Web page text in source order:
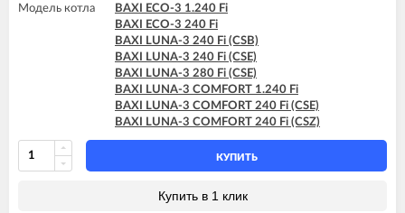
Модель котла
BAXI ECO-3 1.240 Fi
BAXI ECO-3 240 Fi
BAXI LUNA-3 240 Fi (CSB)
BAXI LUNA-3 240 Fi (CSE)
BAXI LUNA-3 280 Fi (CSE)
BAXI LUNA-3 COMFORT 1.240 Fi
BAXI LUNA-3 COMFORT 240 Fi (CSE)
BAXI LUNA-3 COMFORT 240 Fi (CSZ)
КУПИТЬ
Купить в 1 клик